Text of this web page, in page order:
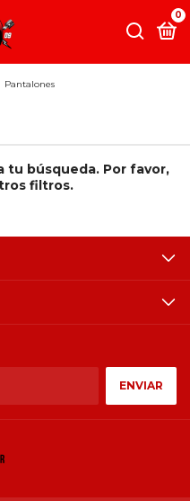
0
Pantalones
tu búsqueda. Por favor,
filtros.